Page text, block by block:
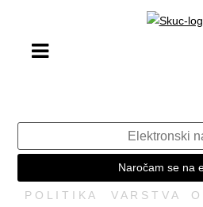
Naročam se na
P O L I T I K A V A R S T V A O